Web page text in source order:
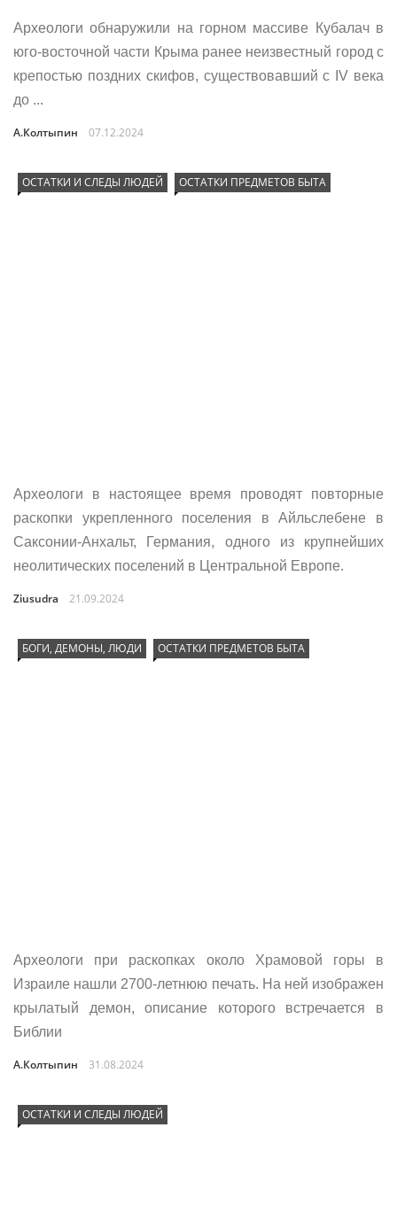
Археологи обнаружили на горном массиве Кубалач в
юго-восточной части Крыма ранее неизвестный город с
крепостью поздних скифов, существовавший с IV века
до ...
А.Колтыпин 07.12.2024
ОСТАТКИ И СЛЕДЫ ЛЮДЕЙ ОСТАТКИ ПРЕДМЕТОВ БЫТА
Археологи в настоящее время проводят повторные
раскопки укрепленного поселения в Айльслебене в
Саксонии-Анхальт, Германия, одного из крупнейших
неолитических поселений в Центральной Европе.
Ziusudra 21.09.2024
БОГИ, ДЕМОНЫ, ЛЮДИ ОСТАТКИ ПРЕДМЕТОВ БЫТА
Археологи при раскопках около Храмовой горы в
Израиле нашли 2700-летнюю печать. На ней изображен
крылатый демон, описание которого встречается в
Библии
А.Колтыпин 31.08.2024
ОСТАТКИ И СЛЕДЫ ЛЮДЕЙ